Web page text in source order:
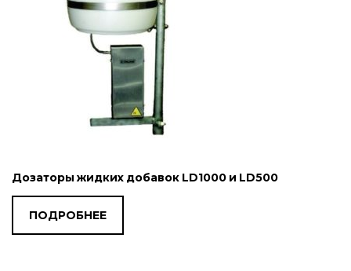
Дозаторы жидких добавок LD1000 и LD500
ПОДРОБНЕЕ